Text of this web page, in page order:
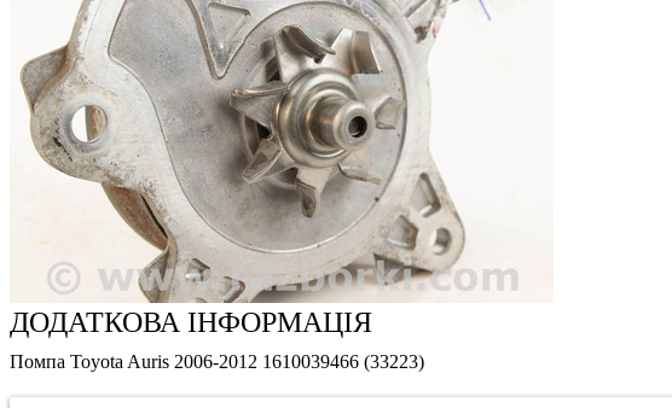
ДОДАТКОВА ІНФОРМАЦІЯ
Помпа Toyota Auris 2006-2012 1610039466 (33223)